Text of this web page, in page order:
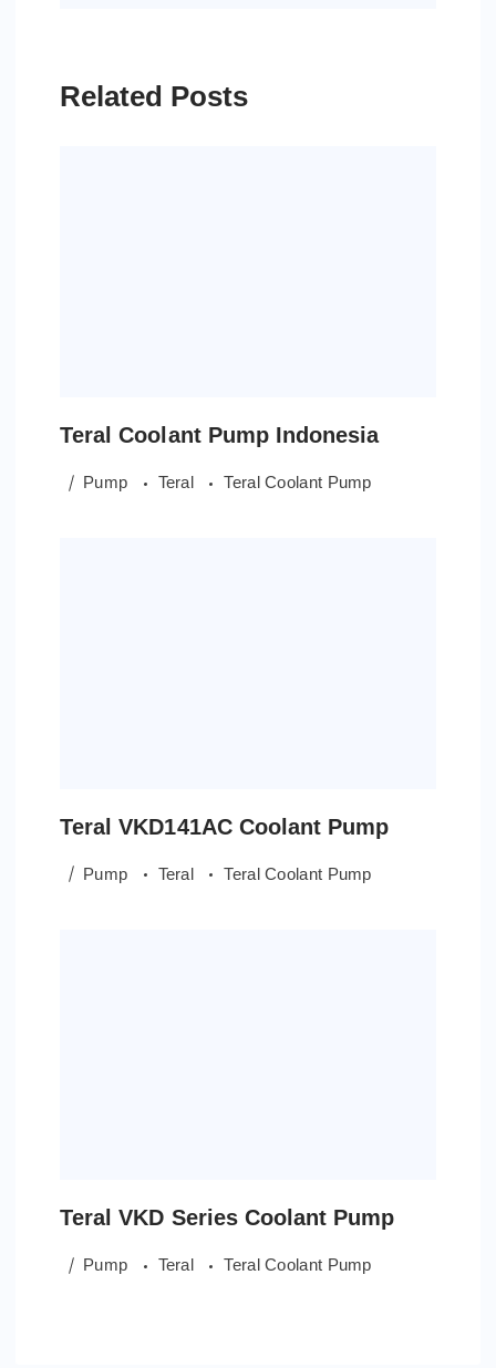
Related Posts
Teral Coolant Pump Indonesia
Pump Teral Teral Coolant Pump
Teral VKD141AC Coolant Pump
Pump Teral Teral Coolant Pump
Teral VKD Series Coolant Pump
Pump Teral Teral Coolant Pump